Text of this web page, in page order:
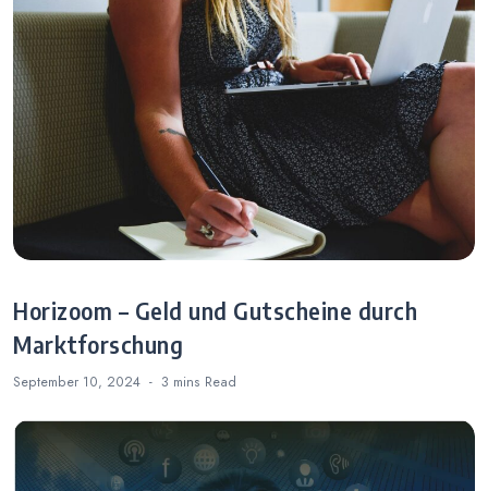
Horizoom – Geld und Gutscheine durch
Marktforschung
September 10, 2024 3 mins Read